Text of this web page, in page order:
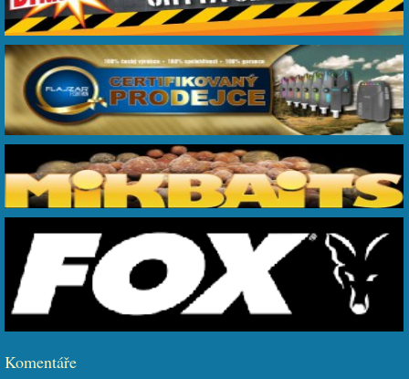
Komentáře